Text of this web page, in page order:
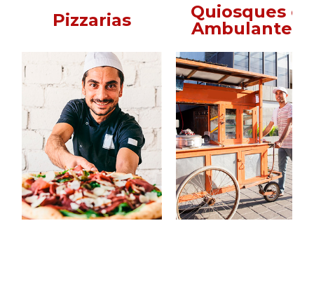
Pizzarias
Quiosques e
Ambulantes